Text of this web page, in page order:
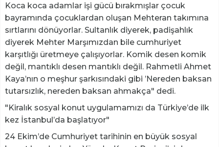
Koca koca adamlar işi gücü bırakmışlar çocuk
bayramında çocuklardan oluşan Mehteran takımına
sırtlarını dönüyorlar. Sultanlık diyerek, padişahlık
diyerek Mehter Marşımızdan bile cumhuriyet
karşıtlığı üretmeye çalışıyorlar. Komik desen komik
değil, mantıklı desen mantıklı değil. Rahmetli Ahmet
Kaya’nın o meşhur şarkısındaki gibi ’Nereden baksan
tutarsızlık, nereden baksan ahmakça" dedi.
"Kiralık sosyal konut uygulamamızı da Türkiye’de ilk
kez İstanbul’da başlatıyor"
24 Ekim’de Cumhuriyet tarihinin en büyük sosyal